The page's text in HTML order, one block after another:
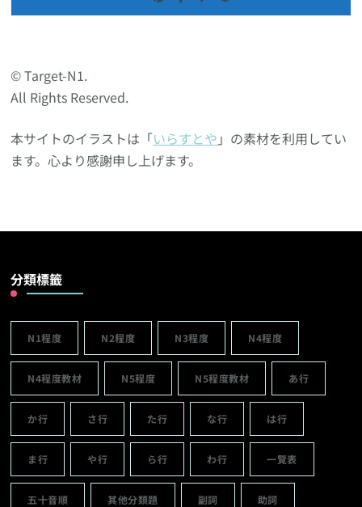
© Target-N1.
All Rights Reserved.
本サイトのイラストは「いらすとや 」の素材を利用してい
ます。心より感謝申し上げます。
分類標籤
N1程度 N2程度 N3程度 N4程度
N4程度教材 N5程度 N5程度教材 あ行
か行 さ行 た行 な行 は行
ま行 や行 ら行 わ行 一覽表
五十音順 其他分類題 副詞 助詞